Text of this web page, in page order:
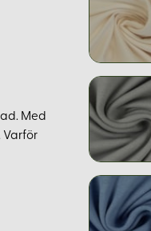
Med
Varför